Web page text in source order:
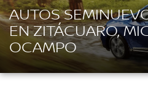
AUTOS
EN ZITÁCUARO,
OCAMPO